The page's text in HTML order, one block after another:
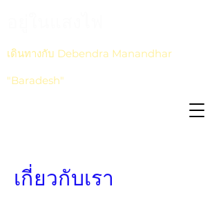
เดินทางกับ Debendra Manandhar
"Baradesh"
เกี่ยวกับเรา